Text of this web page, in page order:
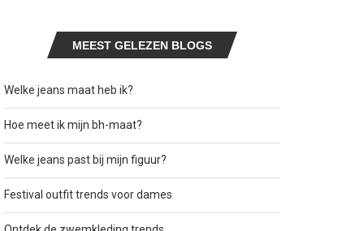
MEEST GELEZEN BLOGS
Welke jeans maat heb ik?
Hoe meet ik mijn bh-maat?
Welke jeans past bij mijn figuur?
Festival outfit trends voor dames